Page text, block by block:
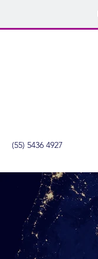
(55) 5436 4927